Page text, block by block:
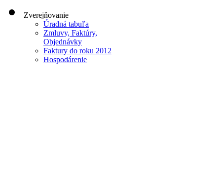
Zverejňovanie
Úradná tabuľa
Zmluvy, Faktúry,
Objednávky
Faktury do roku 2012
Hospodárenie